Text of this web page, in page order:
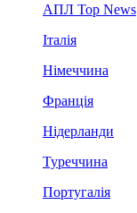
АПЛ Top News
Італія
Німеччина
Франція
Нідерланди
Туреччина
Португалія